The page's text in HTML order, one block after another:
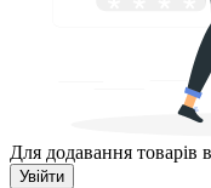
Для додавання товарів
Увійти